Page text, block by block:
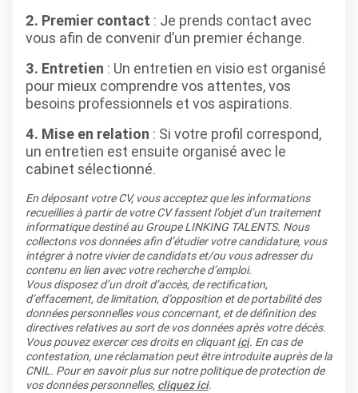
2. Premier contact : Je prends contact avec
vous afin de convenir d’un premier échange.
3. Entretien : Un entretien en visio est organisé
pour mieux comprendre vos attentes, vos
besoins professionnels et vos aspirations.
4. Mise en relation : Si votre profil correspond,
un entretien est ensuite organisé avec le
cabinet sélectionné.
En déposant votre CV, vous acceptez que les informations
recueillies à partir de votre CV fassent l’objet d’un traitement
informatique destiné au Groupe LINKING TALENTS. Nous
collectons vos données afin d’étudier votre candidature, vous
intégrer à notre vivier de candidats et/ou vous adresser du
contenu en lien avec votre recherche d’emploi.
Vous disposez d’un droit d’accès, de rectification,
d’effacement, de limitation, d’opposition et de portabilité des
données personnelles vous concernant, et de définition des
directives relatives au sort de vos données après votre décès.
Vous pouvez exercer ces droits en cliquantici. En cas de
contestation, une réclamation peut être introduite auprès de la
CNIL. Pour en savoir plus sur notre politique de protection de
vos données personnelles, cliquez ici.